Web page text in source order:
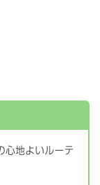
心地よいルーテ